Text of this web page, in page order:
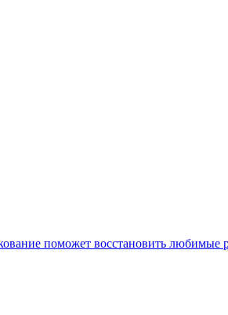
поможет восстановить любимые